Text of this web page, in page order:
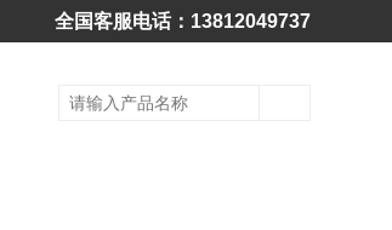
全国客服电话：13812049737